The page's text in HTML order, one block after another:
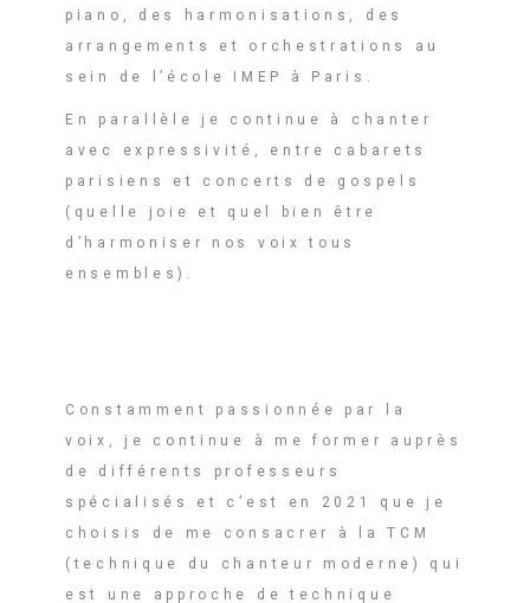
piano, des harmonisations, des
arrangements et orchestrations au
sein de l’école IMEP à Paris.
En parallèle je continue à chanter
avec expressivité, entre cabarets
parisiens et concerts de gospels
(quelle joie et quel bien être
d’harmoniser nos voix tous
ensembles).
Constamment passionnée par la
voix, je continue à me former auprès
de différents professeurs
spécialisés et c’est en 2021 que je
choisis de me consacrer à la TCM
(technique du chanteur moderne) qui
est une approche de technique